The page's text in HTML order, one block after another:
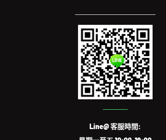
Line@ 客服時間: